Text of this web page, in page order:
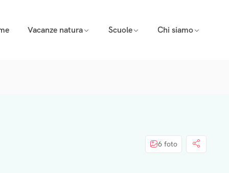
Vacanze natura Scuole Chi siamo
6 foto